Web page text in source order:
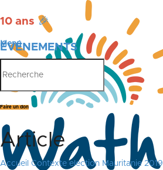
10 ans 🎉
ÉVÉNEMENTS
PUBLICATIONS
Menu
Faire un don
Article
Accueil Contexte election Mauritanie 2019